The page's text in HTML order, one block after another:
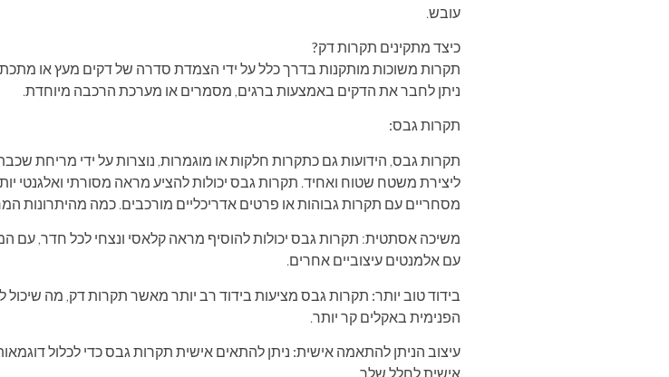
עובש.
כיצד מתקינים תקרות דק?
תקרות משוכות מותקנות בדרך כלל על ידי הצמדת סדרה של דקים מעץ או
ניתן לחבר את הדקים באמצעות ברגים, מסמרים או מערכת הרכבה מיוחדת.
תקרות גבס:
תקרות גבס, הידועות גם כתקרות חלקות או מוגמרות, נוצרות על ידי מריחת
ליצירת משטח שטוח ואחיד. תקרות גבס יכולות להציע מראה מסורתי ואלגנטי
מסחריים עם תקרות גבוהות או פרטים אדריכליים מורכבים. כמה מהיתרונות
משיכה אסתטית: תקרות גבס יכולות להוסיף מראה קלאסי ונצחי לכל חדר,
עם אלמנטים עיצוביים אחרים.
בידוד טוב יותר: תקרות גבס מציעות בידוד רב יותר מאשר תקרות דק, מה שיכול
הפנימית באקלים קר יותר.
עיצוב הניתן להתאמה אישית: ניתן להתאים אישית תקרות גבס כדי לכלול
אישית לחלל שלך.